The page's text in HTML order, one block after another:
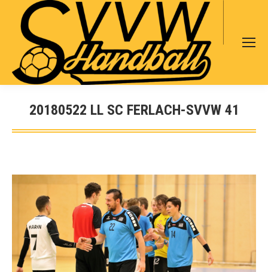
Search:
20180522 LL SC FERLACH-SVVW 41
Sie befinden sich hier: